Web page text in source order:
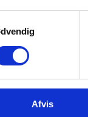
Afvis
og vær først til
sender kun